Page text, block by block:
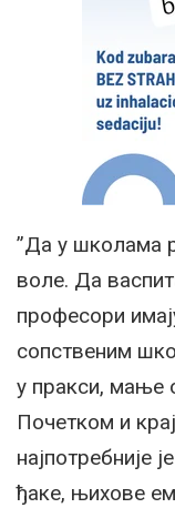
”Да у школама
воле. Да
професори
сопственим
у пракси, мање
Почетком и
најпотребније
ђаке, њихове